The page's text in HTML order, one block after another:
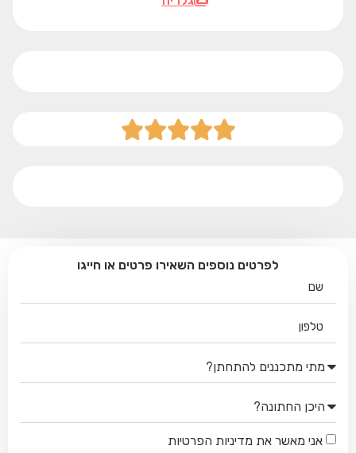





לפרטים נוספים השאירו פרטים או חייגו
אני מאשר את מדיניות הפרטיות